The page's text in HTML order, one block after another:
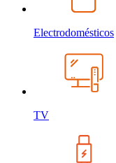
Electrodomésticos
TV